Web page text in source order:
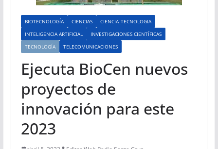
BIOTECNOLOGÍA CIENCIAS
CIENCIA_TECNOLOGIA
INTELIGENCIA ARTIFICIAL
INVESTIGACIONES CIENTÍFICAS
TECNOLOGÍA
TELECOMUNICACIONES
Ejecuta BioCen nuevos
proyectos de
innovación para este
2023